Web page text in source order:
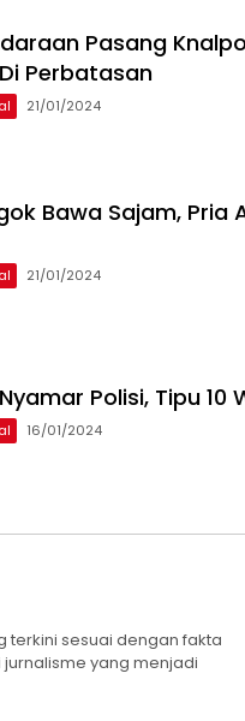
Pasang
Perbatasan
21/01/2024
Bawa Sajam, Pria
21/01/2024
Polisi, Tipu 10
16/01/2024
sesuai dengan fakta
yang menjadi